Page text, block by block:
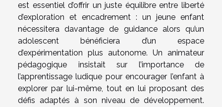
est essentiel d’offrir un juste équilibre entre liberté
d’exploration et encadrement : un jeune enfant
nécessitera davantage de guidance alors qu’un
adolescent bénéficiera d’un espace
d’expérimentation plus autonome. Un animateur
pédagogique insistait sur l’importance de
l’apprentissage ludique pour encourager l’enfant à
explorer par lui-même, tout en lui proposant des
défis adaptés à son niveau de développement.